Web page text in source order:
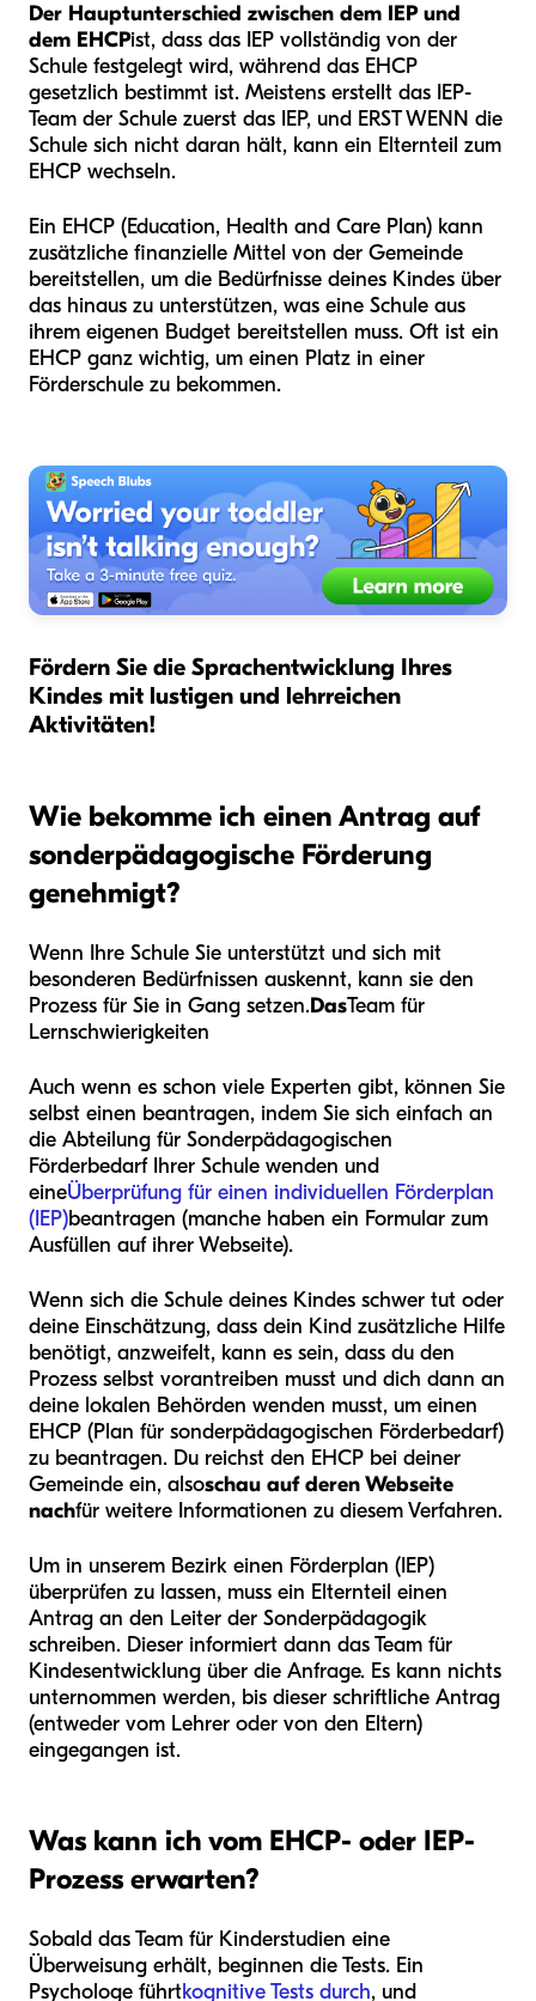
Der Hauptunterschied zwischen dem IEP und
dem EHCPist, dass das IEP vollständig von der
Schule festgelegt wird, während das EHCP
gesetzlich bestimmt ist. Meistens erstellt das IEP-
Team der Schule zuerst das IEP, und ERST WENN die
Schule sich nicht daran hält, kann ein Elternteil zum
EHCP wechseln.
Ein EHCP (Education, Health and Care Plan) kann
zusätzliche finanzielle Mittel von der Gemeinde
bereitstellen, um die Bedürfnisse deines Kindes über
das hinaus zu unterstützen, was eine Schule aus
ihrem eigenen Budget bereitstellen muss. Oft ist ein
EHCP ganz wichtig, um einen Platz in einer
Förderschule zu bekommen.
Fördern Sie die Sprachentwicklung Ihres
Kindes mit lustigen und lehrreichen
Aktivitäten!
Wie bekomme ich einen Antrag auf
sonderpädagogische Förderung
genehmigt?
Wenn Ihre Schule Sie unterstützt und sich mit
besonderen Bedürfnissen auskennt, kann sie den
Prozess für Sie in Gang setzen.DasTeam für
Lernschwierigkeiten
Auch wenn es schon viele Experten gibt, können Sie
selbst einen beantragen, indem Sie sich einfach an
die Abteilung für Sonderpädagogischen
Förderbedarf Ihrer Schule wenden und
eineÜberprüfung für einen individuellen Förderplan
(IEP)beantragen (manche haben ein Formular zum
Ausfüllen auf ihrer Webseite).
Wenn sich die Schule deines Kindes schwer tut oder
deine Einschätzung, dass dein Kind zusätzliche Hilfe
benötigt, anzweifelt, kann es sein, dass du den
Prozess selbst vorantreiben musst und dich dann an
deine lokalen Behörden wenden musst, um einen
EHCP (Plan für sonderpädagogischen Förderbedarf)
zu beantragen. Du reichst den EHCP bei deiner
Gemeinde ein, alsoschau auf deren Webseite
nachfür weitere Informationen zu diesem Verfahren.
Um in unserem Bezirk einen Förderplan (IEP)
überprüfen zu lassen, muss ein Elternteil einen
Antrag an den Leiter der Sonderpädagogik
schreiben. Dieser informiert dann das Team für
Kindesentwicklung über die Anfrage. Es kann nichts
unternommen werden, bis dieser schriftliche Antrag
(entweder vom Lehrer oder von den Eltern)
eingegangen ist.
Was kann ich vom EHCP- oder IEP-
Prozess erwarten?
Sobald das Team für Kinderstudien eine
Überweisung erhält, beginnen die Tests. Ein
Psychologe führtkognitive Tests durch, und